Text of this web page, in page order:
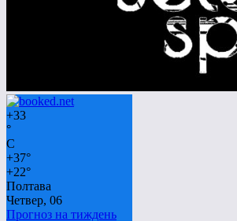
+33
°
C
+37°
+22°
Полтава
Четвер, 06
Прогноз на тиждень